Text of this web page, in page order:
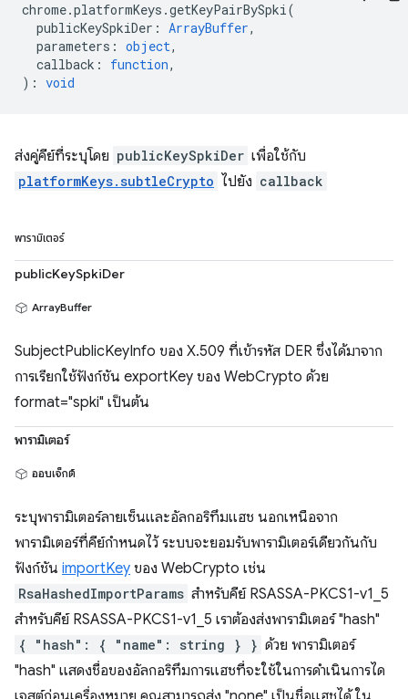
chrome.platformKeys .getKeyPairBySpki(
publicKeySpkiDer : ArrayBuffer,
parameters : object,
callback : function,
) : void
ส่งคู่คีย์ที่ระบุโดย publicKeySpkiDer เพื่อใช้กับ
platformKeys.subtleCrypto ไปยัง callback
พารามิเตอร์
publicKeySpkiDer
ArrayBuffer
SubjectPublicKeyInfo ของ X.509 ที่เข้ารหัส DER ซึ่งได้มาจาก
การเรียกใช้ฟังก์ชัน exportKey ของ WebCrypto ด้วย
format="spki" เป็นต้น
พารามิเตอร์
ออบเจ็กต์
ระบุพารามิเตอร์ลายเซ็นและอัลกอริทึมแฮช นอกเหนือจาก
พารามิเตอร์ที่คีย์กำหนดไว้ ระบบจะยอมรับพารามิเตอร์เดียวกันกับ
ฟังก์ชัน importKey ของ WebCrypto เช่น
RsaHashedImportParams สำหรับคีย์ RSASSA-PKCS1-v1_5
สำหรับคีย์ RSASSA-PKCS1-v1_5 เราต้องส่งพารามิเตอร์ "hash"
{ "hash": { "name": string } } ด้วย พารามิเตอร์
"hash" แสดงชื่อของอัลกอริทึมการแฮชที่จะใช้ในการดำเนินการได